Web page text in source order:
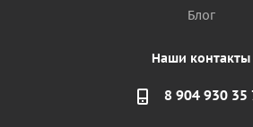
Блог
Наши контакты
8 904 930 35